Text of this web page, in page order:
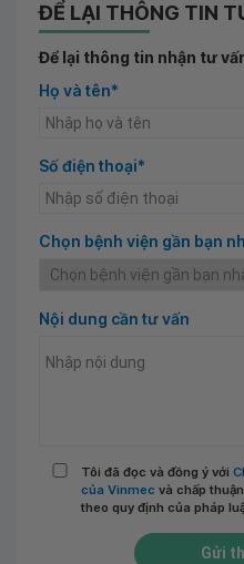
ĐỂ LẠI THÔNG TIN
Để lại thông tin nhận tư
Họ và tên*
Số điện thoại*
Chọn bệnh viện gần bạn
Nội dung cần tư vấn
Tôi đã đọc và đồng ý với
của Vinmec và chấp
theo quy định của pháp
Gửi